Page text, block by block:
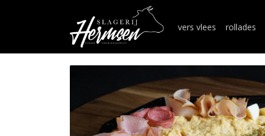
vers vlees rollades